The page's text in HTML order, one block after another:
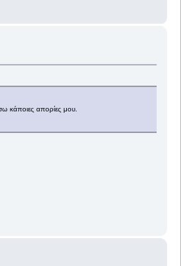
κάποιες απορίες μου.